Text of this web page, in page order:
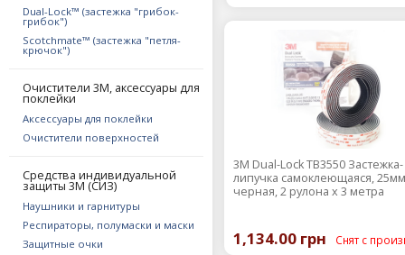
Dual-Lock™ (застежка "грибок-
грибок")
Scotchmate™ (застежка "петля-
крючок")
Очистители 3М, аксессуары для
поклейки
Аксессуары для поклейки
Очистители поверхностей
Средства индивидуальной
защиты 3M (СИЗ)
Наушники и гарнитуры
Респираторы, полумаски и маски
Защитные очки
3M Dual-Lock TB3550 Застежка-
липучка самоклеющаяся,
черная, 2 рулона х 3 метра
1,134.00 грн Снят с